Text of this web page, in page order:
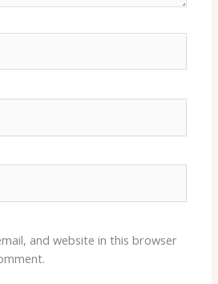
and website in this browser